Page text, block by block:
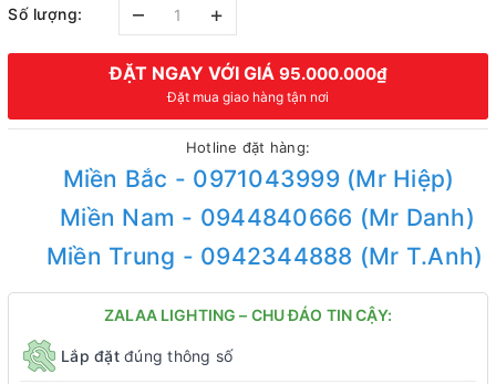
Số lượng: – +
ĐẶT NGAY VỚI GIÁ 95.000.000₫
Đặt mua giao hàng tận nơi
Hotline đặt hàng:
Miền Bắc - 0971043999 (Mr Hiệp)
Miền Nam - 0944840666 (Mr Danh)
Miền Trung - 0942344888 (Mr T.Anh)
ZALAA LIGHTING – CHU ĐÁO TIN CẬY:
Lắp đặtđúng thông số